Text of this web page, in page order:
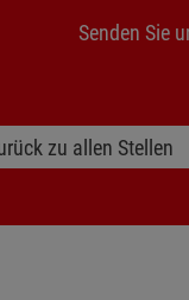
Senden Sie
zu allen Stellen